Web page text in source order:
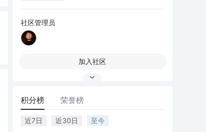
社区管理员
加入社区
积分榜 荣誉榜
近7日 近30日 至今